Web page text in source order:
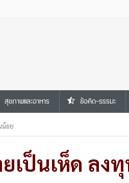
สุขภาพและอาหาร ข้อคิด-ธรรมะ
น้อย
เป็นเห็ด ลง